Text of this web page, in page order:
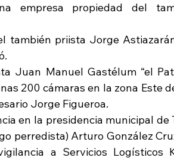
empresa propiedad del
también priista Jorge
Juan Manuel Gastélum “el
200 cámaras en la zona Este
Jorge Figueroa.
en la presidencia municipal
perredista) Arturo González
a Servicios Logísticos